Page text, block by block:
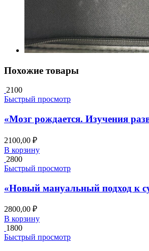
Похожие товары
2100
Быстрый просмотр
«Мозг рождается. Изучения
2100,00 ₽
В корзину
2800
Быстрый просмотр
«Новый мануальный подход к
2800,00 ₽
В корзину
1800
Быстрый просмотр